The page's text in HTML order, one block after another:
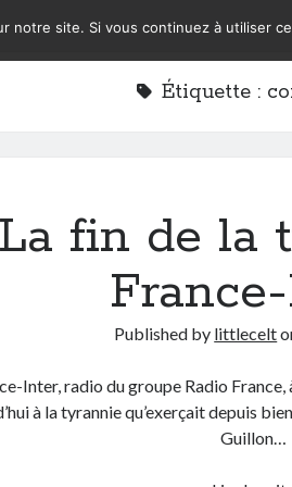
Étiquette :
La fin de la
Published by littlecelt
Inter, radio du groupe Radio
à la tyrannie qu’exerçait depuis
Guillon…
notre site. Si vous continuez à utiliser